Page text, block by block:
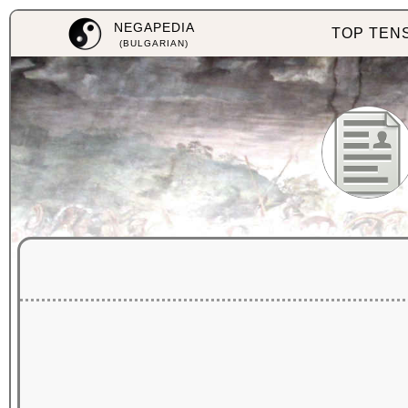
NEGAPEDIA
(BULGARIAN)
TOP